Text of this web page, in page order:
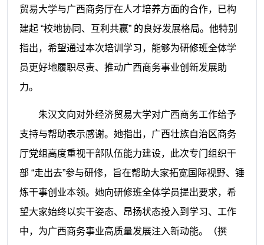
贸易大学与广西商务厅在人才培养方面的合作，已构
建起 “校地协同、互利共赢” 的良好发展格局。他特别
指出，希望通过本次培训学习，能够为研修班全体学
员更好地履职尽责、推动广西商务事业创新发展助
力。
朱汉文向对外经济贸易大学对广西商务工作给予
支持与帮助表示感谢。她指出，广西壮族自治区商务
厅党组高度重视干部队伍能力建设，此次专门组织干
部 “走出去”参与研修，旨在帮助大家拓宽国际视野、锤
炼干事创业本领。她向研修班全体学员提出要求，希
望大家始终以实干姿态、昂扬状态投入到学习、工作
中，为广西商务事业高质量发展注入新动能。
（撰